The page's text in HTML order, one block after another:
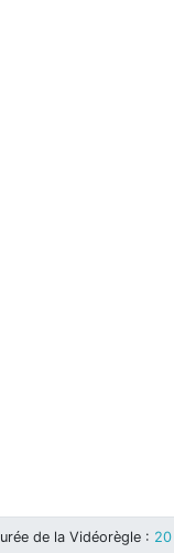
de la Vidéorègle :